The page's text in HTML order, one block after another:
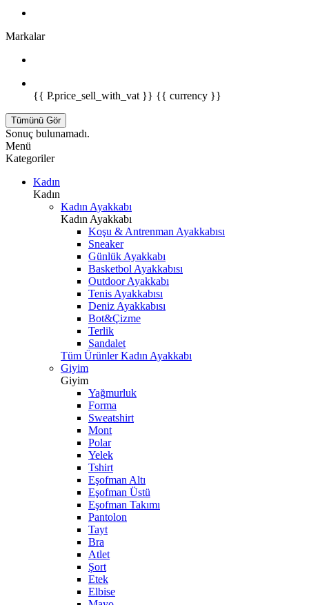
Markalar
{{ P.price_sell_with_vat }} {{ currency }}
Tümünü Gör
Sonuç bulunamadı.
Menü
Kategoriler
Kadın
Kadın
Kadın Ayakkabı
Kadın Ayakkabı
Koşu & Antrenman Ayakkabısı
Sneaker
Günlük Ayakkabı
Basketbol Ayakkabısı
Outdoor Ayakkabı
Tenis Ayakkabısı
Deniz Ayakkabısı
Bot&Çizme
Terlik
Sandalet
Tüm Ürünler Kadın Ayakkabı
Giyim
Giyim
Yağmurluk
Forma
Sweatshirt
Mont
Polar
Yelek
Tshirt
Eşofman Altı
Eşofman Üstü
Eşofman Takımı
Pantolon
Tayt
Bra
Atlet
Şort
Etek
Elbise